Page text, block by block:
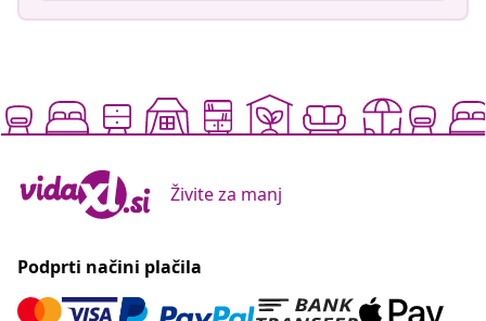
Podprti načini plačila
Naročite se na naše novice
tedenske akcije, sezonske ponudbe in novosti od
vidaXL.
Our social media accounts